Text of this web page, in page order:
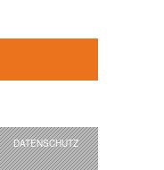
DATENSCHUTZ